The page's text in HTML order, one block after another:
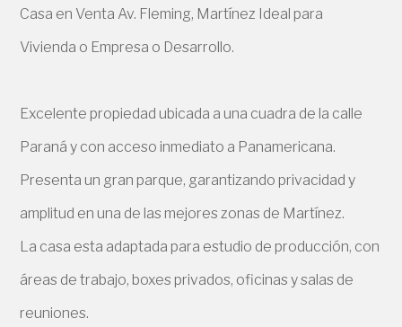
Casa en Venta Av. Fleming, Martínez Ideal para
Vivienda o Empresa o Desarrollo.
Excelente propiedad ubicada a una cuadra de la calle
Paraná y con acceso inmediato a Panamericana.
Presenta un gran parque, garantizando privacidad y
amplitud en una de las mejores zonas de Martínez.
La casa esta adaptada para estudio de producción, con
áreas de trabajo, boxes privados, oficinas y salas de
reuniones.